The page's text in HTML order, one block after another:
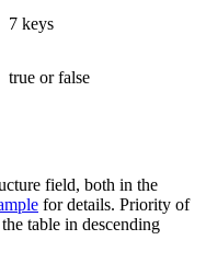
7 keys
true or false
field, both in the
for details. Priority of
table in descending